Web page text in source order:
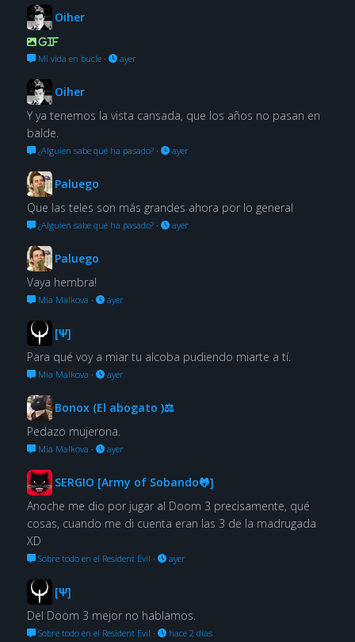
Oiher
GIF
Mi vida en bucle· ayer
Oiher
Y ya tenemos la vista cansada, que los años no pasan en
balde.
¿Alguien sabe qué ha pasado?· ayer
Paluego
Que las teles son más grandes ahora por lo general
¿Alguien sabe qué ha pasado?· ayer
Paluego
Vaya hembra!
Mia Malkova · ayer
[Ψ]
Para qué voy a miar tu alcoba pudiendo miarte a tí.
Mia Malkova · ayer
Bonox (El abogato )⚖
Pedazo mujerona.
Mia Malkova · ayer
SERGIO [Army of Sobando🐸]
Anoche me dio por jugar al Doom 3 precisamente, qué
cosas, cuando me di cuenta eran las 3 de la madrugada
XD
Sobre todo en el Resident Evil · ayer
[Ψ]
Del Doom 3 mejor no hablamos.
Sobre todo en el Resident Evil · hace 2 días